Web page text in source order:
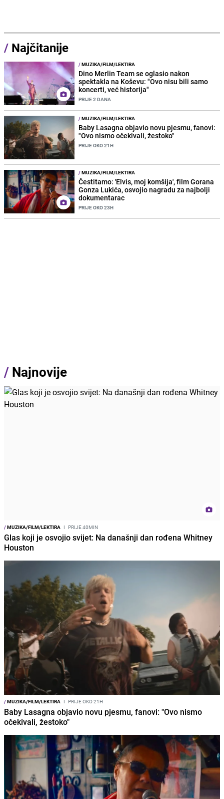
/ Najčitanije
/MUZIKA/FILM/LEKTIRA
Dino Merlin Team se oglasio nakon
spektakla na Koševu: "Ovo nisu bili samo
koncerti, već historija"
PRIJE 2 DANA
/MUZIKA/FILM/LEKTIRA
Baby Lasagna objavio novu pjesmu, fanovi:
"Ovo nismo očekivali, žestoko"
PRIJE OKO 21H
/MUZIKA/FILM/LEKTIRA
Čestitamo: 'Elvis, moj komšija', film Gorana
Gonza Lukića, osvojio nagradu za najbolji
dokumentarac
PRIJE OKO 23H
/ Najnovije
/MUZIKA/FILM/LEKTIRA I PRIJE 40MIN
Glas koji je osvojio svijet: Na današnji dan rođena Whitney
Houston
/MUZIKA/FILM/LEKTIRA I PRIJE OKO 21H
Baby Lasagna objavio novu pjesmu, fanovi: "Ovo nismo
očekivali, žestoko"